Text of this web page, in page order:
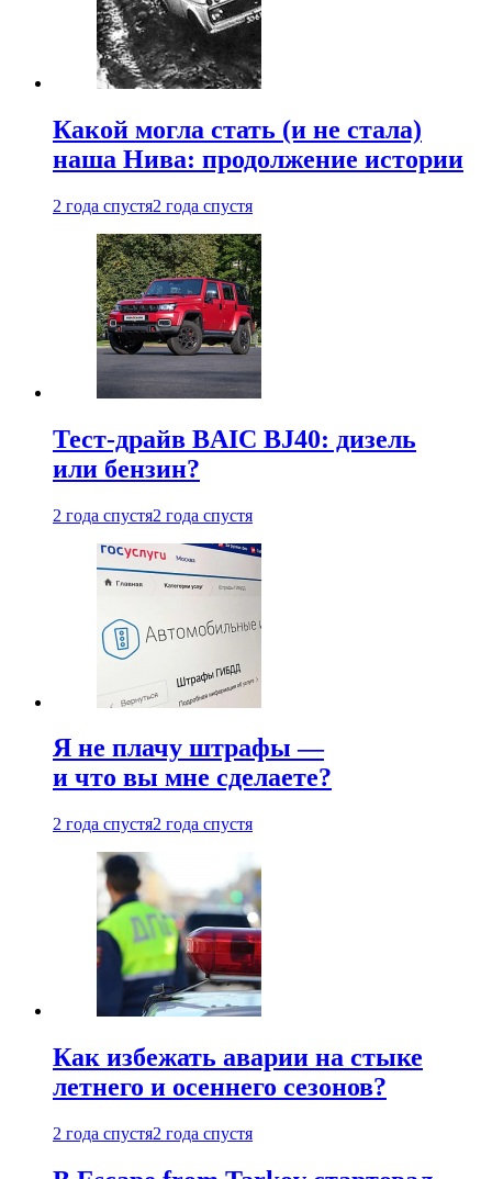
Какой могла стать (и не стала)
наша Нива: продолжение истории
2 года спустя2 года спустя
Тест-драйв BAIC BJ40: дизель
или бензин?
2 года спустя2 года спустя
Я не плачу штрафы —
и что вы мне сделаете?
2 года спустя2 года спустя
Как избежать аварии на стыке
летнего и осеннего сезонов?
2 года спустя2 года спустя